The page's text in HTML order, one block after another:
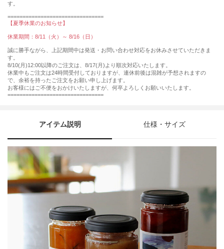
す。
================================
【夏季休業のお知らせ】
休業期間：8/11（火）～ 8/16（日）
誠に勝手ながら、上記期間中は発送・お問い合わせ対応をお休みさせていただきま
す。
8/10(月)12:00以降のご注文は、8/17(月)より順次対応いたします。
休業中もご注文は24時間受付しておりますが、連休前後は混雑が予想されますの
で、余裕を持ったご注文をお願い申し上げます。
お客様にはご不便をおかけいたしますが、何卒よろしくお願いいたします。
================================
アイテム説明 仕様・サイズ